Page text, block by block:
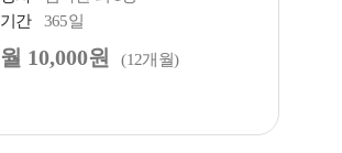
기간
365일
월 10,000원 (12개월)